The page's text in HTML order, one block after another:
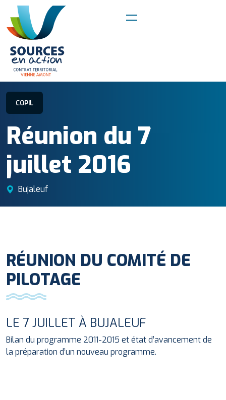
COPIL
Réunion du 7
juillet 2016
Bujaleuf
RÉUNION DU COMITÉ DE
PILOTAGE
LE 7 JUILLET À BUJALEUF
Bilan du programme 2011-2015 et état d’avancement de
la préparation d’un nouveau programme.